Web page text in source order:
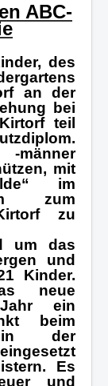
ABC-
des
an der
bei
teil
-männer
mit
im
zum
zu
um das
und
Kinder.
neue
ein
beim
in der
Es
und